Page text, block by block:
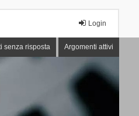
Login
senza risposta Argomenti attivi